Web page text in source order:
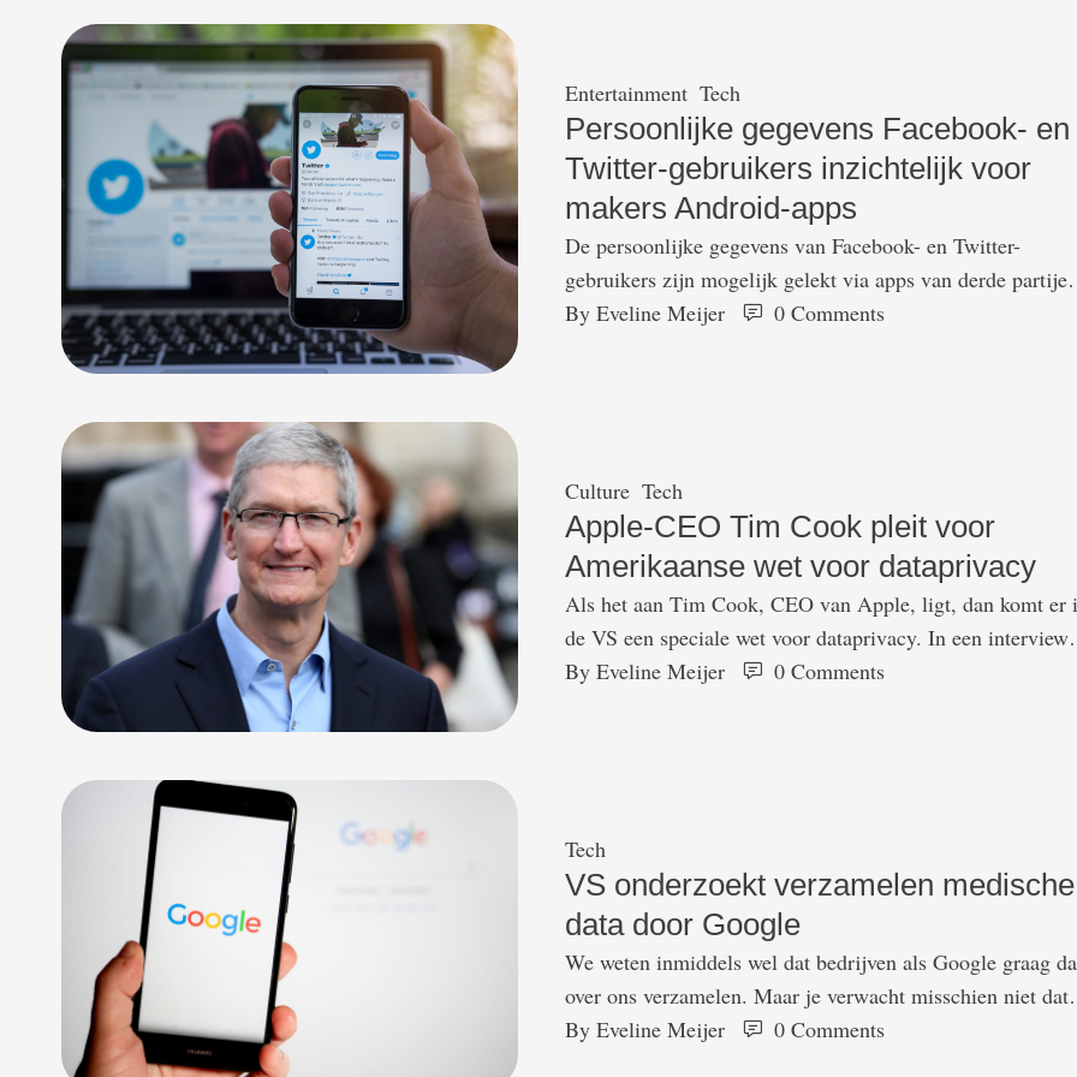
Entertainment Tech
Persoonlijke gegevens Facebook- en
Twitter-gebruikers inzichtelijk voor
makers Android-apps
De persoonlijke gegevens van Facebook- en Twitter-
gebruikers zijn mogelijk gelekt via apps van derde
De gebruikers gebruikten hun accounts bij de social media
By Eveline Meijer 0 Comments
Culture Tech
Apple-CEO Tim Cook pleit voor
Amerikaanse wet voor dataprivacy
Als het aan Tim Cook, CEO van Apple, ligt, dan komt er
de VS een speciale wet voor dataprivacy. In een interview
met ABC News pleitte hij voor zo'n wet, schrijft The
By Eveline Meijer 0 Comments
Tech
VS onderzoekt verzamelen medische
data door Google
We weten inmiddels wel dat bedrijven als Google graag
over ons verzamelen. Maar je verwacht misschien niet dat
jouw medische gegevens ook bij de internetgigant terecht
By Eveline Meijer 0 Comments